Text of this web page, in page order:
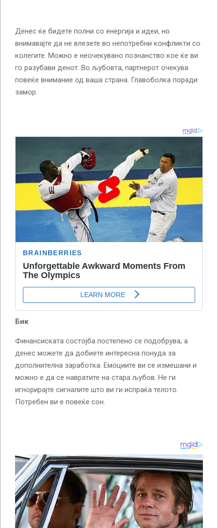
Денес ќе бидете полни со енергија и идеи, но
внимавајте да не влезете во непотребни конфликти со
колегите. Можно е неочекувано познанство кое ќе ви
го разубави денот. Во љубовта, партнерот очекува
повеќе внимание од ваша страна. Главоболка поради
замор.
Бик
Финансиската состојба постепено се подобрува, а
денес можете да добиете интересна понуда за
дополнителна заработка. Емоциите ви се измешани и
можно е да се навратите на стара љубов. Не ги
игнорирајте сигналите што ви ги испраќа телото.
Потребен ви е повеќе сон.